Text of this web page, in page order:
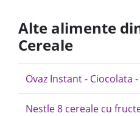
Alte alimente
Cereale
Ovaz Instant - Ciocolata
Nestle 8 cereale cu